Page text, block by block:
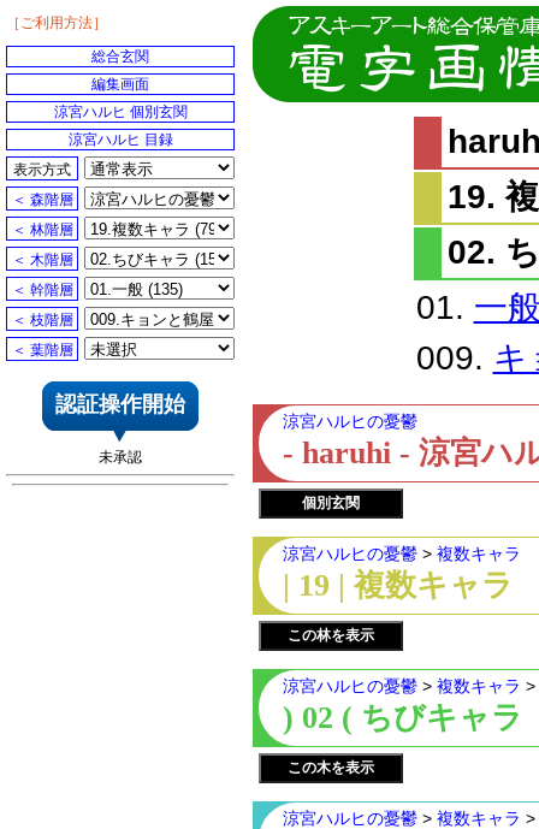
19.
02.
01. 一
009. キ
涼宮ハルヒの憂鬱
- haruhi - 涼宮ハ
個別玄関
涼宮ハルヒの憂鬱 > 複数キャラ
| 19 | 複数キャラ
この林を表示
涼宮ハルヒの憂鬱 > 複数キャラ >
) 02 ( ちびキャラ
この木を表示
涼宮ハルヒの憂鬱 > 複数キャラ >
［ご利用方法］
総合玄関
編集画面
涼宮ハルヒ 個別玄関
涼宮ハルヒ 目録
表示方式
＜ 森階層
＜ 林階層
＜ 木階層
＜ 幹階層
＜ 枝階層
＜ 葉階層
認証操作開始
未承認